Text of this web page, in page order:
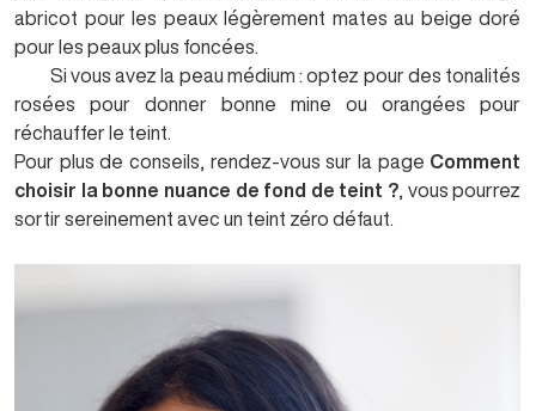
abricot pour les peaux légèrement mates au beige doré
pour les peaux plus foncées.
Si vous avez la peau médium : optez pour des tonalités
rosées pour donner bonne mine ou orangées pour
réchauffer le teint.
Pour plus de conseils, rendez-vous sur la page Comment
choisir la bonne nuance de fond de teint ? vous pourrez
sortir sereinement avec un teint zéro défaut.